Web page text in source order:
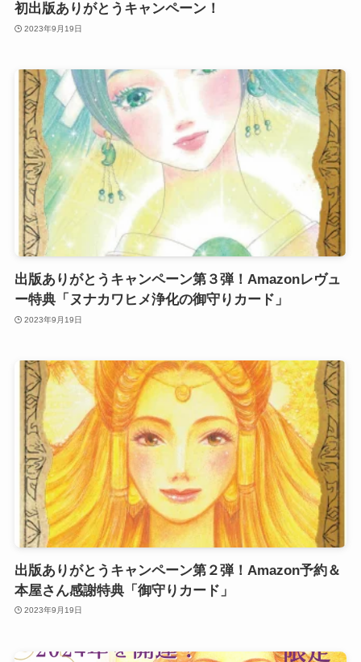
初出版ありがとうキャンペーン！
2023年9月19日
出版ありがとうキャンペーン第３弾！Amazonレヴュ
ー特典「ヌナカワヒメ浄化の御守りカード」
2023年9月19日
出版ありがとうキャンペーン第２弾！Amazon予約＆
本屋さん感謝特典「御守りカード」
2023年9月19日